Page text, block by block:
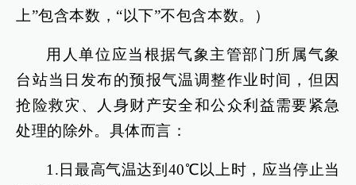
上”包含本数，“以下”不包含本数。）
用人单位应当根据气象主管部门所属气象
台站当日发布的预报气温调整作业时间，但因
抢险救灾、人身财产安全和公众利益需要紧急
处理的除外。具体而言：
1.日最高气温达到40℃以上时，应当停止当